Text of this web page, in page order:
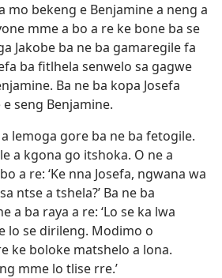
mo bekeng e Benjamine a neng a
mme a bo a re ke bone ba se
Jakobe ba ne ba gamaregile fa
ba fitlhela senwelo sa gagwe
Ba ne ba kopa Josefa
seng Benjamine.
a lemoga gore ba ne ba fetogile.
a kgona go itshoka. O ne a
a re: ‘Ke nna Josefa, ngwana wa
ntse a tshela?’ Ba ne ba
a ba raya a re: ‘Lo se ka lwa
lo se dirileng. Modimo o
ke boloke matshelo a lona.
mme lo tlise rre.’